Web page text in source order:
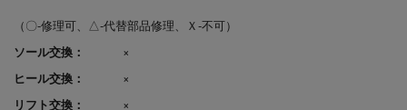
（〇-修理可、△-代替部品修理、Ｘ-不可）
ソール交換：
×
ヒール交換：
×
リフト交換：
×